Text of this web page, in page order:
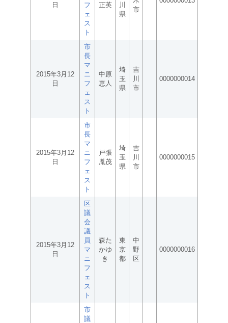
日
フ
ェ
ス
ト
正英
川
県
市
2015年3月12
日
市
長
マ
ニ
フ
ェ
ス
ト
中原
恵人
埼
玉
県
吉
川
市
0000000014
2015年3月12
日
市
長
マ
ニ
フ
ェ
ス
ト
戸張
胤茂
埼
玉
県
吉
川
市
0000000015
2015年3月12
日
区
議
会
議
員
マ
ニ
フ
ェ
ス
ト
森た
かゆ
き
東
京
都
中
野
区
0000000016
市
議